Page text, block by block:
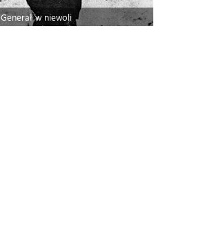
Generał w niewoli